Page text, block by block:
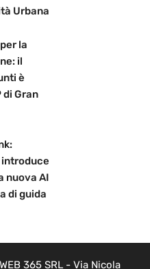
Urbana
la
il
è
di Gran
introduce
nuova AI
di guida
365 SRL - Via Nicola